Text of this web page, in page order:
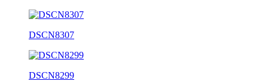
DSCN8307
DSCN8299